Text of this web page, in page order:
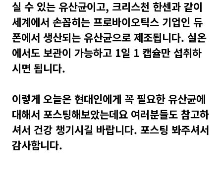
실 수 있는 유산균이고, 크리스천 한센과 같이
세계에서 손꼽히는 프로바이오틱스 기업인 듀
폰에서 생산되는 유산균으로 제조됩니다. 실온
에서도 보관이 가능하고 1일 1 캡슐만 섭취하
시면 됩니다.
이렇게 오늘은 현대인에게 꼭 필요한 유산균에
대해서 포스팅해보았는데요 여러분들도 참고하
셔서 건강 챙기시길 바랍니다. 포스팅 봐주셔서
감사합니다.